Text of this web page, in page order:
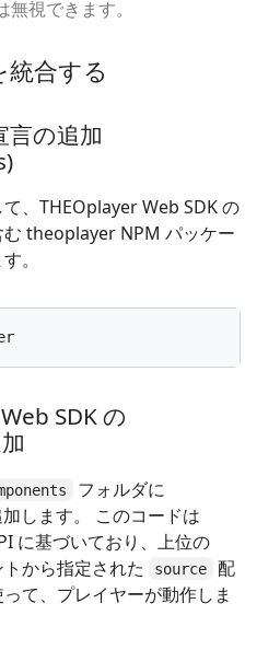
視できます。
統合する
言の追加
、THEOplayer Web SDK の
theoplayer NPM パッケー
。
SDK の
フォルダに
します。 このコードは
に基づいており、上位の
トから指定された
source
配
て、プレイヤーが動作しま